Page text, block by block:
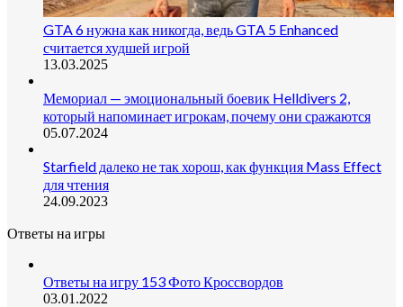
GTA 6 нужна как никогда, ведь GTA 5 Enhanced
считается худшей игрой
13.03.2025
Мемориал — эмоциональный боевик Helldivers 2,
который напоминает игрокам, почему они сражаются
05.07.2024
Starfield далеко не так хорош, как функция Mass Effect
для чтения
24.09.2023
Ответы на игры
Ответы на игру 153 Фото Кроссвордов
03.01.2022